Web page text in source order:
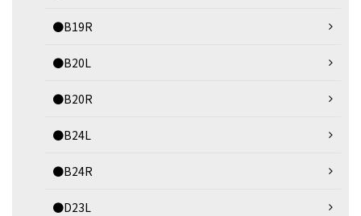
●B19R
●B20L
●B20R
●B24L
●B24R
●D23L